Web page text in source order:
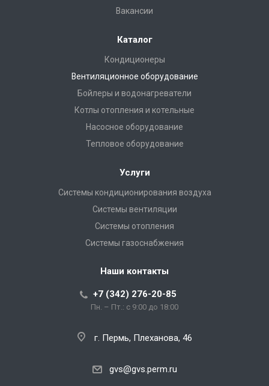
Вакансии
Каталог
Кондиционеры
Вентиляционное оборудование
Бойлеры и водонагреватели
Котлы отопления и котельные
Насосное оборудование
Тепловое оборудование
Услуги
Системы кондиционирования воздуха
Системы вентиляции
Системы отопления
Системы газоснабжения
Наши контакты
+7 (342) 276-20-85
Пн. – Пт.: с 9:00 до 18:00
г. Пермь, Плеханова, 46
gvs@gvs.perm.ru